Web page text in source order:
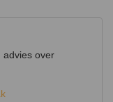
advies over